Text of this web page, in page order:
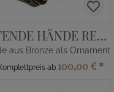
BETENDE HÄNDE RECHTS
aus Bronze als Ornament
ab 100,00 € *